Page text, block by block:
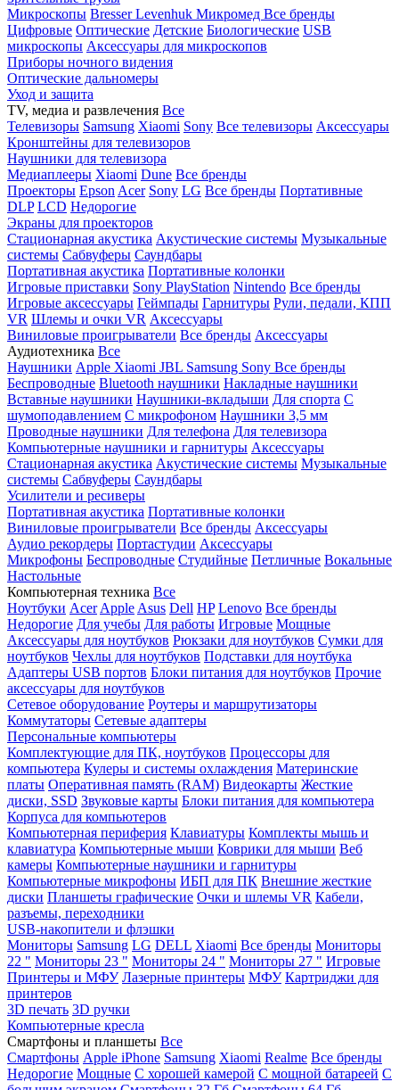
Микроскопы BresserLevenhuk Микромед Все бренды
Цифровые Оптические Детские Биологические USB
микроскопы Аксессуары для микроскопов
Приборы ночного видения
Оптические дальномеры
Уход и защита
TV, медиа и развлечения Все
Телевизоры Samsung Xiaomi Sony Все телевизоры Аксессуары
Кронштейны для телевизоров
Наушники для телевизора
Медиаплееры Xiaomi Dune Все бренды
Проекторы Epson Acer Sony LG Все бренды Портативные
DLP LCD Недорогие
Экраны для проекторов
Стационарная акустика Акустические системы Музыкальные
системы Сабвуферы Саундбары
Портативная акустика Портативные колонки
Игровые приставки Sony PlayStation Nintendo Все бренды
Игровые аксессуары Геймпады Гарнитуры Рули, педали, КПП
VR Шлемы и очки VR Аксессуары
Виниловые проигрыватели Все бренды Аксессуары
Аудиотехника Все
Наушники Apple Xiaomi JBL Samsung Sony Все бренды
Беспроводные Bluetooth наушники Накладные наушники
Вставные наушники Наушники-вкладыши Для спорта С
шумоподавлением С микрофоном Наушники 3,5 мм
Проводные наушники Для телефона Для телевизора
Компьютерные наушники и гарнитуры Аксессуары
Стационарная акустика Акустические системы Музыкальные
системы Сабвуферы Саундбары
Усилители и ресиверы
Портативная акустика Портативные колонки
Виниловые проигрыватели Все бренды Аксессуары
Аудио рекордеры Портастудии Аксессуары
Микрофоны Беспроводные Студийные Петличные Вокальные
Настольные
Компьютерная техника Все
Ноутбуки Acer Apple Asus Dell HP Lenovo Все бренды
Недорогие Для учебы Для работы Игровые Мощные
Аксессуары для ноутбуков Рюкзаки для ноутбуков Сумки для
ноутбуков Чехлы для ноутбуков Подставки для ноутбука
Адаптеры USB портов Блоки питания для ноутбуков Прочие
аксессуары для ноутбуков
Сетевое оборудование Роутеры и маршрутизаторы
Коммутаторы Сетевые адаптеры
Персональные компьютеры
Комплектующие для ПК, ноутбуков Процессоры для
компьютера Кулеры и системы охлаждения Материнские
платы Оперативная память (RAM) Видеокарты Жесткие
диски, SSD Звуковые карты Блоки питания для компьютера
Корпуса для компьютеров
Компьютерная периферия Клавиатуры Комплекты мышь и
клавиатура Компьютерные мыши Коврики для мыши Веб
камеры Компьютерные наушники и гарнитуры
Компьютерные микрофоны ИБП для ПК Внешние жесткие
диски Планшеты графические Очки и шлемы VR Кабели,
разъемы, переходники
USB-накопители и флэшки
Мониторы Samsung LG DELL Xiaomi Все бренды Мониторы
22 " Мониторы 23 " Мониторы 24 " Мониторы 27 " Игровые
Принтеры и МФУ Лазерные принтеры МФУ Картриджи для
принтеров
3D печать 3D ручки
Компьютерные кресла
Смартфоны и планшеты Все
Смартфоны Apple iPhone Samsung Xiaomi Realme Все бренды
Недорогие Мощные С хорошей камерой С мощной батареей С